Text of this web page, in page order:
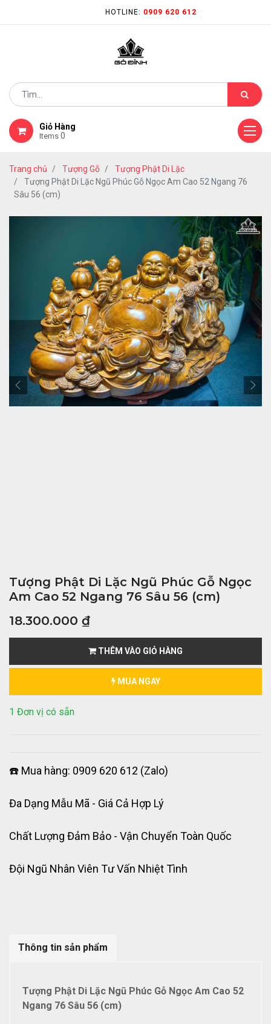
HOTLINE: 0909 620 612
Giỏ Hàng
Items 0
Trang chủ Tượng Gỗ
Tượng Phật Di Lặc
Tượng Phật Di Lặc Ngũ Phúc Gỗ Ngọc Am Cao 52 Ngang 76
Sâu 56 (cm)
Tượng Phật Di Lặc Ngũ Phúc Gỗ Ngọc
Am Cao 52 Ngang 76 Sâu 56 (cm)
18.300.000 ₫
THÊM VÀO GIỎ HÀNG
MUA NGAY
1 Đơn vị có sẵn
☎️ Mua hàng: 0909 620 612 (Zalo)
Đa Dạng Mẫu Mã - Giá Cả Hợp Lý
Chất Lượng Đảm Bảo - Vận Chuyển Toàn Quốc
Đội Ngũ Nhân Viên Tư Vấn Nhiệt Tình
Thông tin sản phẩm
Tượng Phật Di Lặc Ngũ Phúc Gỗ Ngọc Am Cao 52
Ngang 76 Sâu 56 (cm)